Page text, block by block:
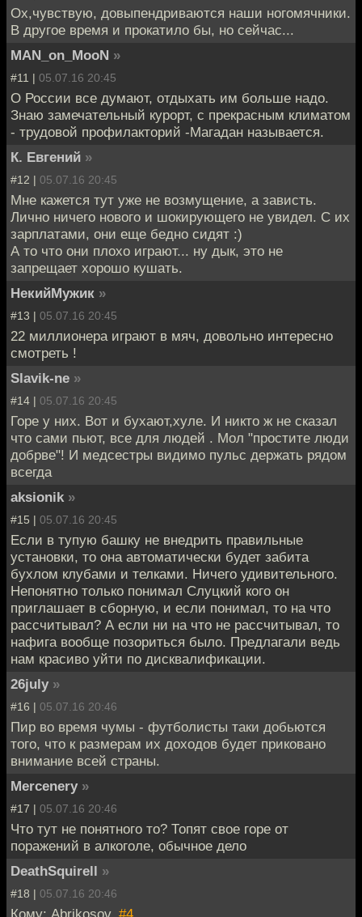
Ох,чувствую, довыпендриваются наши ногомячники.
В другое время и прокатило бы, но сейчас...
MAN_on_MooN »
#11 | 05.07.16 20:45
О России все думают, отдыхать им больше надо.
Знаю замечательный курорт, с прекрасным климатом
- трудовой профилакторий -Магадан называется.
К. Евгений »
#12 | 05.07.16 20:45
Мне кажется тут уже не возмущение, а зависть.
Лично ничего нового и шокирующего не увидел. С их
зарплатами, они еще бедно сидят :)
А то что они плохо играют... ну дык, это не
запрещает хорошо кушать.
НекийМужик »
#13 | 05.07.16 20:45
22 миллионера играют в мяч, довольно интересно
смотреть !
Slavik-ne »
#14 | 05.07.16 20:45
Горе у них. Вот и бухают,хуле. И никто ж не сказал
что сами пьют, все для людей . Мол "простите люди
добрве"! И медсестры видимо пульс держать рядом
всегда
aksionik »
#15 | 05.07.16 20:45
Если в тупую башку не внедрить правильные
установки, то она автоматически будет забита
бухлом клубами и телками. Ничего удивительного.
Непонятно только понимал Слуцкий кого он
приглашает в сборную, и если понимал, то на что
рассчитывал? А если ни на что не рассчитывал, то
нафига вообще позориться было. Предлагали ведь
нам красиво уйти по дисквалификации.
26july »
#16 | 05.07.16 20:46
Пир во время чумы - футболисты таки добьются
того, что к размерам их доходов будет приковано
внимание всей страны.
Mercenery »
#17 | 05.07.16 20:46
Что тут не понятного то? Топят свое горе от
поражений в алкоголе, обычное дело
DeathSquirell »
#18 | 05.07.16 20:46